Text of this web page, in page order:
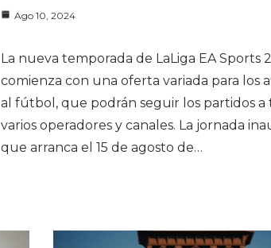
Ago 10, 2024
La nueva temporada de LaLiga EA Sports
comienza con una oferta variada para los
al fútbol, que podrán seguir los partidos a
varios operadores y canales. La jornada
que arranca el 15 de agosto de…